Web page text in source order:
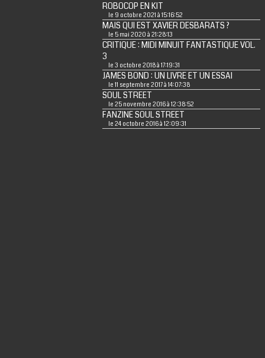
ROBOCOP EN KIT
le 9 octobre 2021 à 15:16:52
MAIS QUI EST XAVIER DESBARATS ?
le 5 mai 2020 à 21:28:13
CRITIQUE : MIDI MINUIT FANTASTIQUE VOL.
3
le 3 octobre 2018 à 17:19:31
JAMES BOND : UN LIVRE ET UN ESSAI
le 11 septembre 2017 à 14:07:38
SOUL STREET
le 25 novembre 2016 à 12:38:52
FANZINE SOUL STREET
le 24 octobre 2016 à 12:09:31